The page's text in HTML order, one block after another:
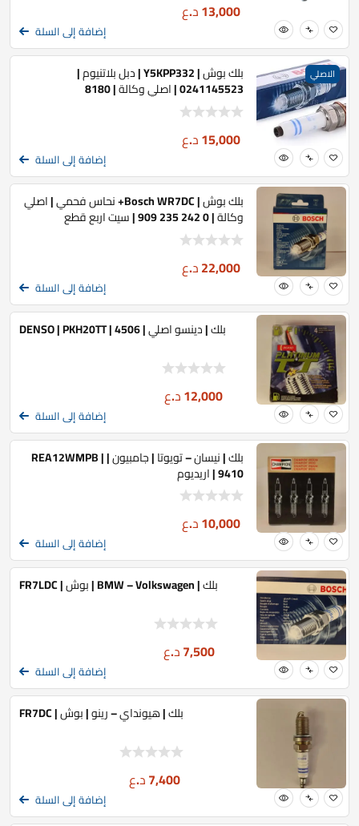
13,000د.ع
إضافة إلى السلة
الاصلي بلك بوش | Y5KPP332 | دبل بلاتنيوم |
0241145523 | اصلي وكالة | 8180
15,000د.ع
إضافة إلى السلة
بلك بوش | Bosch WR7DC+ نحاس فحمي | اصلي
وكالة | 0 242 235 909 | سيت اربع قطع
22,000د.ع
إضافة إلى السلة
بلك | دينسو اصلي | DENSO | PKH20TT | 4506
12,000د.ع
إضافة إلى السلة
بلك | نيسان – تويوتا | جامبيون | REA12WMPB |
9410 | اريديوم
10,000د.ع
إضافة إلى السلة
بلك | BMW – Volkswagen | بوش | FR7LDC
7,500د.ع
إضافة إلى السلة
بلك | هيونداي – رينو | بوش | FR7DC
7,400د.ع
إضافة إلى السلة